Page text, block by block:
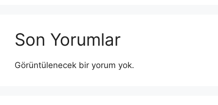
Son Yorumlar
Görüntülenecek bir yorum yok.